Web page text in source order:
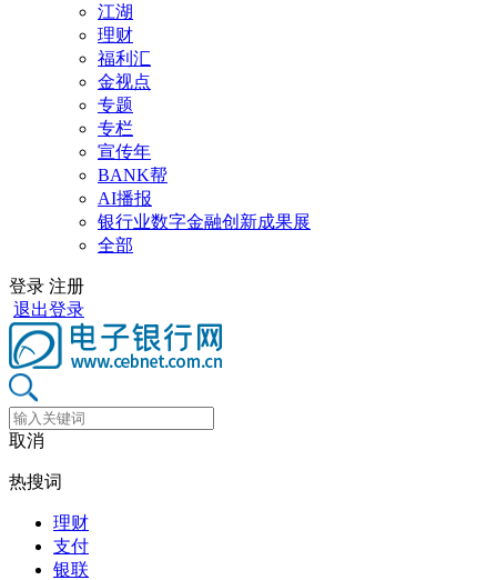
江湖
理财
福利汇
金视点
专题
专栏
宣传年
BANK帮
AI播报
银行业数字金融创新成果展
全部
登录 注册
退出登录
取消
热搜词
理财
支付
银联